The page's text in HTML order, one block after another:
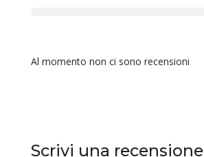
Al momento non ci sono recensioni
Scrivi una recensione